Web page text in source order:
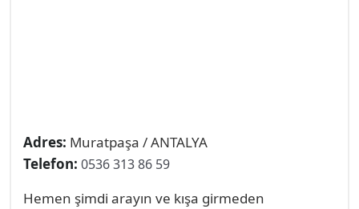
Adres: Muratpaşa / ANTALYA
Telefon: 0536 313 86 59
Hemen şimdi arayın ve kışa girmeden